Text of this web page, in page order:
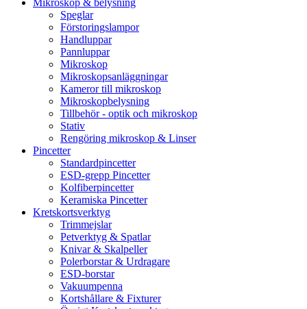
Speglar
Förstoringslampor
Handluppar
Pannluppar
Mikroskop
Mikroskopsanläggningar
Kameror till mikroskop
Mikroskopbelysning
Tillbehör - optik och mikroskop
Stativ
Rengöring mikroskop & Linser
Pincetter
Standardpincetter
ESD-grepp Pincetter
Kolfiberpincetter
Keramiska Pincetter
Kretskortsverktyg
Trimmejslar
Petverktyg & Spatlar
Knivar & Skalpeller
Polerborstar & Urdragare
ESD-borstar
Vakuumpenna
Kortshållare & Fixturer